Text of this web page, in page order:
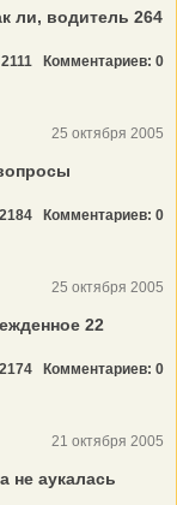
ли, водитель 264
Комментариев: 0
25 октября 2005
Комментариев: 0
25 октября 2005
22
Комментариев: 0
21 октября 2005
не аукалась